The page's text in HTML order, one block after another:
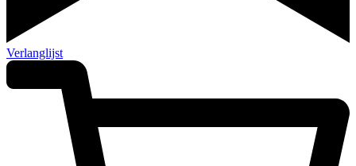
Verlanglijst